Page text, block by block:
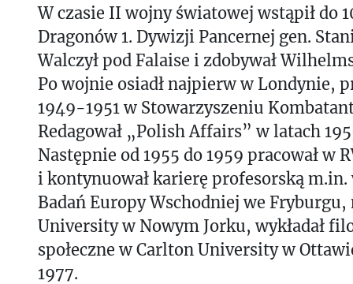
W czasie II wojny światowej wstąpił do
Dragonów 1. Dywizji Pancernej gen.
Walczył pod Falaise i zdobywał
Po wojnie osiadł najpierw w Londynie,
1949-1951 w Stowarzyszeniu
Redagował „Polish Affairs” w latach
Następnie od 1955 do 1959 pracował w
i kontynuował karierę profesorską
Badań Europy Wschodniej we Fryburgu,
University w Nowym Jorku, wykładał
społeczne w Carlton University w
1977.